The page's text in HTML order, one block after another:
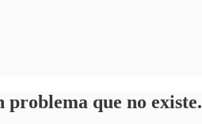
problema que no existe.